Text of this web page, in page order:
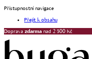
Přístupnostní navigace
Přejít k obsahu
Doprava zdarma nad 2 500 Kč